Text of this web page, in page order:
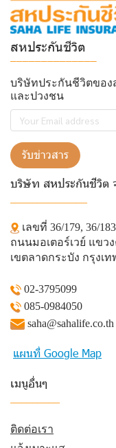
สหประกันชีวิต
บริษัทประกันชีวิตขอ
และปวงชน
รับข่าวสาร
บริษัท สหประกันชีวิต
เลขที่ 36/179, 36/
ถนนมอเตอร์เวย์ แขว
เขตลาดกระบัง กรุงเ
02-3795099
085-0984050
saha@sahalife.co.th
แผนที่ Google Map
เมนูอื่นๆ
ติดต่อเรา